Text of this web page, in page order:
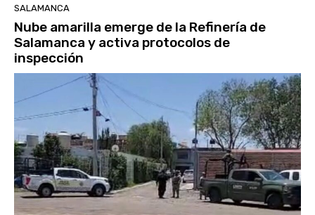
SALAMANCA
Nube amarilla emerge de la Refinería de
Salamanca y activa protocolos de
inspección